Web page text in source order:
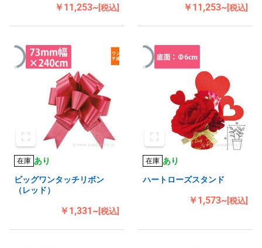
￥11,253~[税込] ￥11,253~[税込]
在庫 あり
ビッグワンタッチリボン
（レッド）
￥1,331~[税込]
在庫 あり
ハートローズスタンド
￥1,573~[税込]